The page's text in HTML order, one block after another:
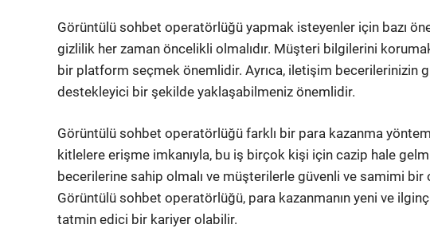
Görüntülü sohbet operatörlüğü yapmak isteyenler için bazı
gizlilik her zaman öncelikli olmalıdır. Müşteri bilgilerini
bir platform seçmek önemlidir. Ayrıca, iletişim becerilerinizin
destekleyici bir şekilde yaklaşabilmeniz önemlidir.
Görüntülü sohbet operatörlüğü farklı bir para kazanma
kitlelere erişme imkanıyla, bu iş birçok kişi için cazip hale
becerilerine sahip olmalı ve müşterilerle güvenli ve samimi bir
Görüntülü sohbet operatörlüğü, para kazanmanın yeni ve
tatmin edici bir kariyer olabilir.